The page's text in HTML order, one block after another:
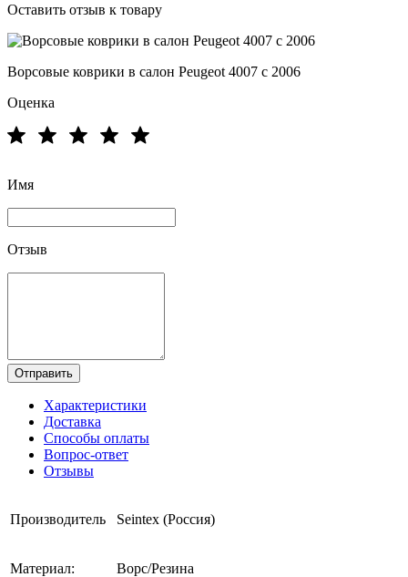
Оставить отзыв к товару
Ворсовые коврики в салон Peugeot 4007 с 2006
Оценка
Имя
Отзыв
Отправить
Характеристики
Доставка
Способы оплаты
Вопрос-ответ
Отзывы
Производитель Seintex (Россия)
Материал: Ворс/Резина